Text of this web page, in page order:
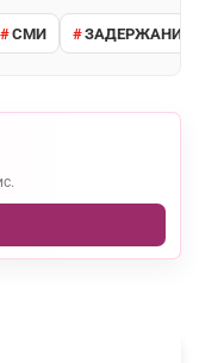
СМИ ЗАДЕРЖАНИЕ